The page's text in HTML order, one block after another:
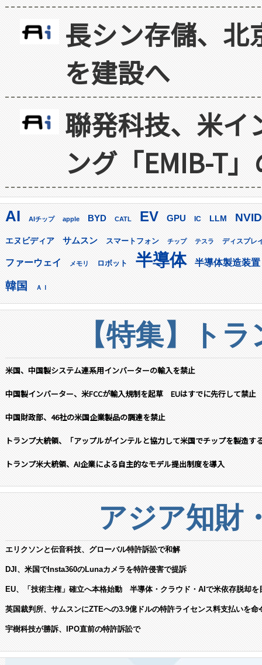
長シン存儲、北
を建設へ
聯発科技、米イ
ング「EMIB-T
AI AIチップ apple BYD CATL EV GPU IC LLM
エヌビディア サムスン スマートフォン チップ テスラ ディスプレ
ファーウェイ メモリ ロボット 半導体 半導体製造装置
韓国 ＡＩ
【特集】ト
米国、中国製システム連系用インバーターの輸入を禁止
中国製インバーター、米FCCが輸入規制を起草 EUはすでに先行して禁止
中国財政部、46社の米国企業製品の調達を禁止
トランプ大統領、「アップルがインテルと協力して米国でチップを製造す
トランプ米大統領、AI企業による自主的なモデル提出制度を導入
アジア知財
エリクソンと伝音科技、グローバル特許訴訟で和解
DJI、米国でInsta360のLunaカメラを特許侵害で提訴
EU、「技術主権」確立へ本格始動 半導体・クラウド・AIで米依存脱却を
英国裁判所、サムスンにZTEへの3.9億ドルの特許ライセンス料支払いを命
宇樹科技が勝訴、IPO直前の特許訴訟で